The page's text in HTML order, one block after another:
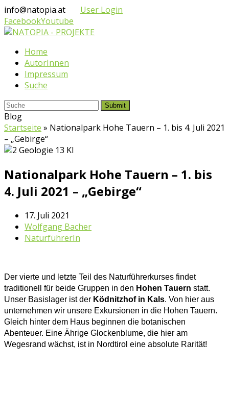
info@natopia.at
User Login
FacebookYoutube
Home
AutorInnen
Impressum
Suche
Submit
Blog
Startseite » Nationalpark Hohe Tauern – 1. bis 4. Juli 2021
– „Gebirge“
Nationalpark Hohe Tauern – 1. bis
4. Juli 2021 – „Gebirge“
17. Juli 2021
Wolfgang Bacher
NaturführerIn
Der vierte und letzte Teil des Naturführerkurses findet
traditionell für beide Gruppen in den Hohen Tauern statt.
Unser Basislager ist der Ködnitzhof in Kals. Von hier aus
unternehmen wir unsere Exkursionen in die Hohen Tauern.
Gleich hinter dem Haus beginnen die botanischen
Abenteuer. Eine Ährige Glockenblume, die hier am
Wegesrand wächst, ist in Nordtirol eine absolute Rarität!